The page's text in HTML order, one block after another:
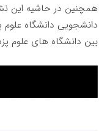
همچنین در حاشیه این
دانشجویی دانشگاه
بین دانشگاه های علوم